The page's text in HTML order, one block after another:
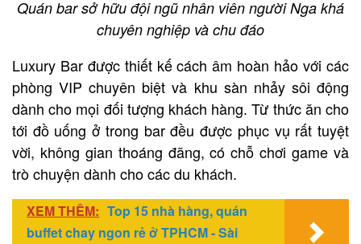
Quán bar sở hữu đội ngũ nhân viên người Nga khá
chuyên nghiệp và chu đáo
Luxury Bar được thiết kế cách âm hoàn hảo với các
phòng VIP chuyên biệt và khu sàn nhảy sôi động
dành cho mọi đối tượng khách hàng. Từ thức ăn cho
tới đồ uống ở trong bar đều được phục vụ rất tuyệt
vời, không gian thoáng đãng, có chỗ chơi game và
trò chuyện dành cho các du khách.
XEM THÊM: Top 15 nhà hàng, quán
buffet chay ngon rẻ ở TPHCM - Sài